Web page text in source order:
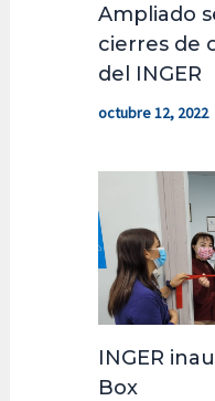
Ampliado
cierres de
del INGER
octubre 12, 2022
INGER
Box